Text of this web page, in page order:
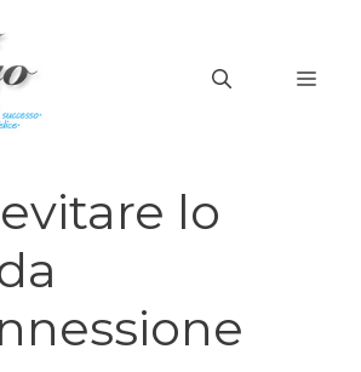
lo